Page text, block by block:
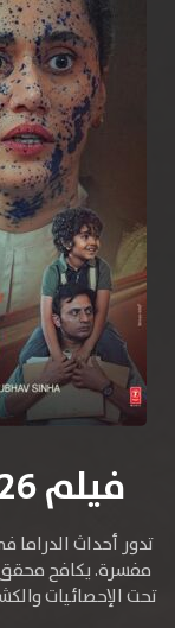
فيلم Assi 2026 مترجم
تدور أحداث
مفسرة. يكافح
تحت الإحصائيات